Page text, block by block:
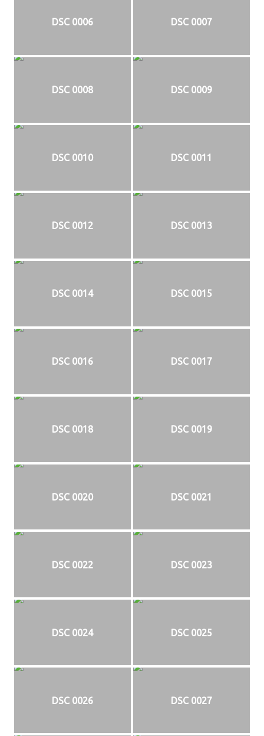
DSC 0006 DSC 0007
DSC 0008 DSC 0009
DSC 0010 DSC 0011
DSC 0012 DSC 0013
DSC 0014 DSC 0015
DSC 0016 DSC 0017
DSC 0018 DSC 0019
DSC 0020 DSC 0021
DSC 0022 DSC 0023
DSC 0024 DSC 0025
DSC 0026 DSC 0027